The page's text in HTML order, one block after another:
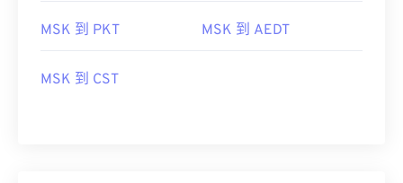
MSK 到 PKT MSK 到 AEDT
MSK 到 CST